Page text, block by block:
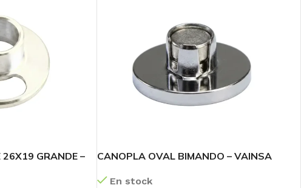
26X19 GRANDE –
CANOPLA OVAL BIMANDO – VAINSA
En stock